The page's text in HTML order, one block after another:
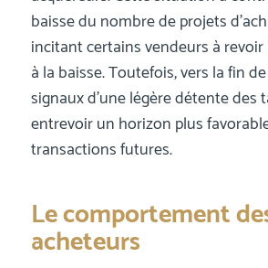
baisse du nombre de projets
incitant certains vendeurs à
à la baisse. Toutefois, vers la fin de
signaux d’une légère détente des
entrevoir un horizon plus
transactions futures.
Le comportement
acheteurs